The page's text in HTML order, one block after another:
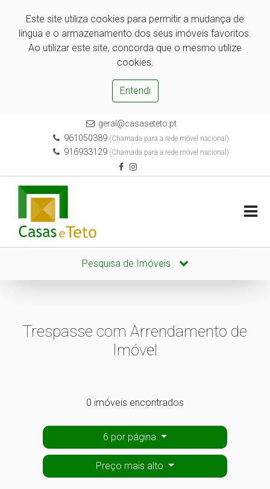
Este site utiliza cookies para permitir a mudança de
língua e o armazenamento dos seus imóveis favoritos.
Ao utilizar este site, concorda que o mesmo utilize
cookies.
Entendi
geral@casaseteto.pt
961050389 (Chamada para a rede móvel nacional)
916933129 (Chamada para a rede móvel nacional)
Pesquisa de Imóveis
Trespasse com Arrendamento de
Imóvel
0 imóveis encontrados
6 por página
Preço mais alto